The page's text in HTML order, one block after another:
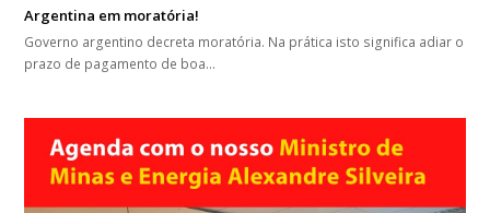
Argentina em moratória!
Governo argentino decreta moratória. Na prática isto significa adiar o
prazo de pagamento de boa…